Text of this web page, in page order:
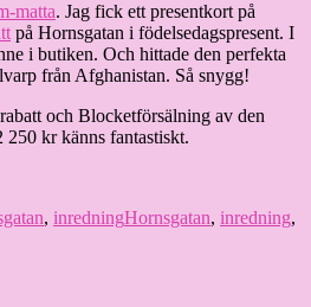
matta. Jag fick ett presentkort på
på Hornsgatan i födelsedagspresent. I
i butiken. Och hittade den perfekta
från Afghanistan. Så snygg!
och Blocketförsälning av den
kr känns fantastiskt.
, inredningEtiketter
Hornsgatan, inredning,